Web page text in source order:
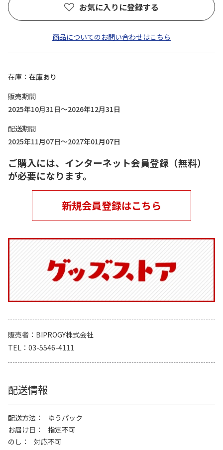
お気に入りに登録する
商品についてのお問い合わせはこちら
在庫
在庫あり
販売期間
2025年10月31日～2026年12月31日
配送期間
2025年11月07日～2027年01月07日
ご購入には、インターネット会員登録（無料）
が必要になります。
新規会員登録はこちら
販売者
BIPROGY株式会社
TEL
03-5546-4111
配送情報
配送方法
ゆうパック
お届け日
指定不可
のし
対応不可